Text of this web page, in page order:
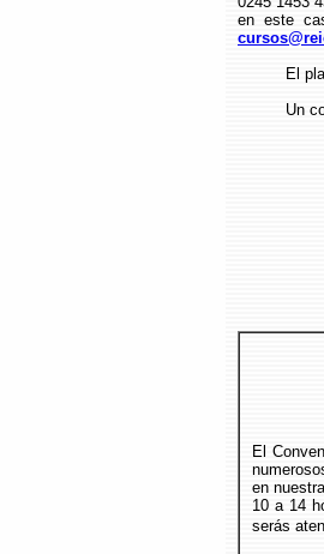
en este
El
Un
El
en
10 a 14
serás